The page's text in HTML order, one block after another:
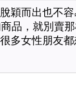
穎而出也不
品，就別賣
多女性朋友